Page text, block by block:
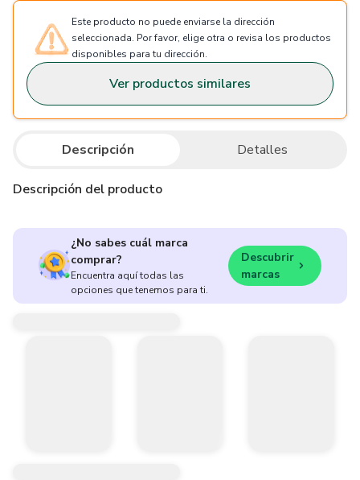
Este producto no puede enviarse la dirección
seleccionada. Por favor, elige otra o revisa los productos
disponibles para tu dirección.
Ver productos similares
Descripción Detalles
Descripción del producto
¿No sabes cuál marca
comprar?
Encuentra aquí todas las
opciones que tenemos para ti.
Descubrir
marcas